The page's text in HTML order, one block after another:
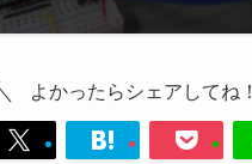
よかったらシェアしてね！